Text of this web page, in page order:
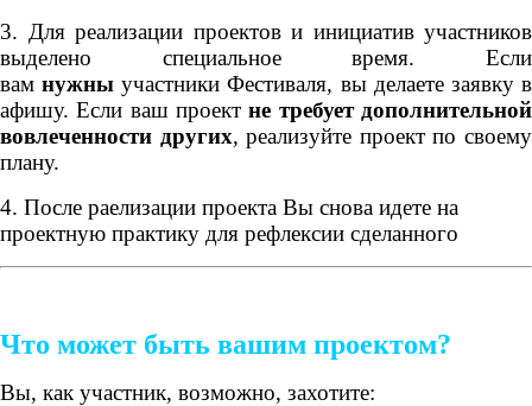
3. Для реализации проектов и инициатив участников
выделено специальное время. Если
вамнужны участники Фестиваля, вы делаете заявку в
афишу. Если ваш проектне требует дополнительной
вовлеченности других, реализуйте проект по своему
плану.
4. После раелизации проекта Вы снова идете на
проектную практику для рефлексии сделанного
Что может быть вашим проектом?
Вы, как участник, возможно, захотите: